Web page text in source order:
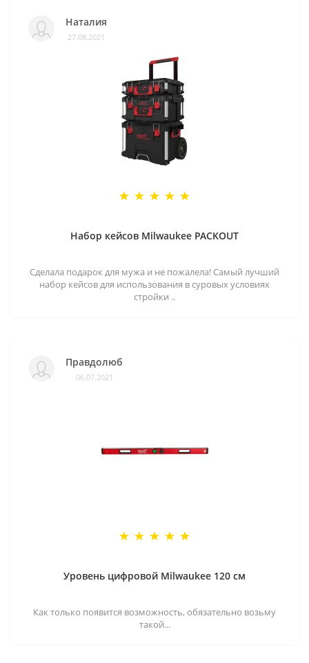
Наталия
27.08.2021
Набор кейсов Milwaukee PACKOUT
Сделала подарок для мужа и не пожалела! Самый лучший
набор кейсов для использования в суровых условиях
стройки ..
Правдолюб
06.07.2021
Уровень цифровой Milwaukee 120 см
Как только появится возможность, обязательно возьму
такой...